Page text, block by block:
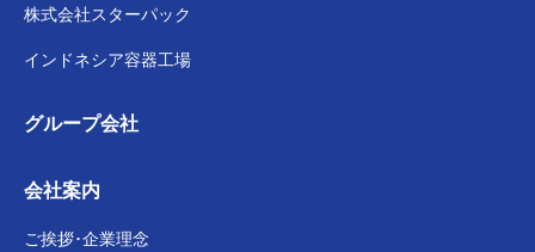
株式会社スターパック
インドネシア容器工場
グループ会社
会社案内
ご挨拶･企業理念